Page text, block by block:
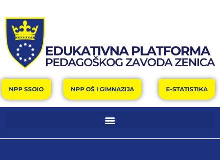
NPP SSOIO NPP OŠ I GIMNAZIJA E-STATISTIKA